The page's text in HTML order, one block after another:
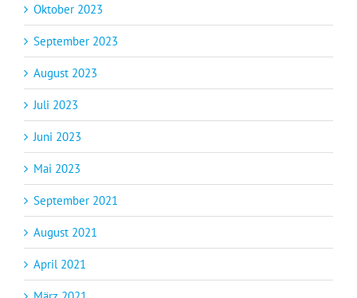
Oktober 2023
September 2023
August 2023
Juli 2023
Juni 2023
Mai 2023
September 2021
August 2021
April 2021